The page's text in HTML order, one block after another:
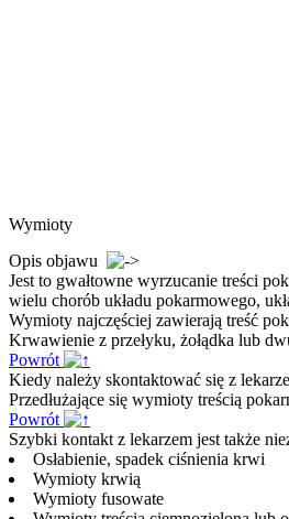
Wymioty
Opis objawu
Jest to gwałtowne wyrzucanie treści
wielu chorób układu pokarmowego,
Wymioty najczęściej zawierają treść
Krwawienie z przełyku, żołądka lub
Powrót
Kiedy należy skontaktować się z
Przedłużające się wymioty treścią
Powrót
Szybki kontakt z lekarzem jest także
Osłabienie, spadek ciśnienia krwi
Wymioty krwią
Wymioty fusowate